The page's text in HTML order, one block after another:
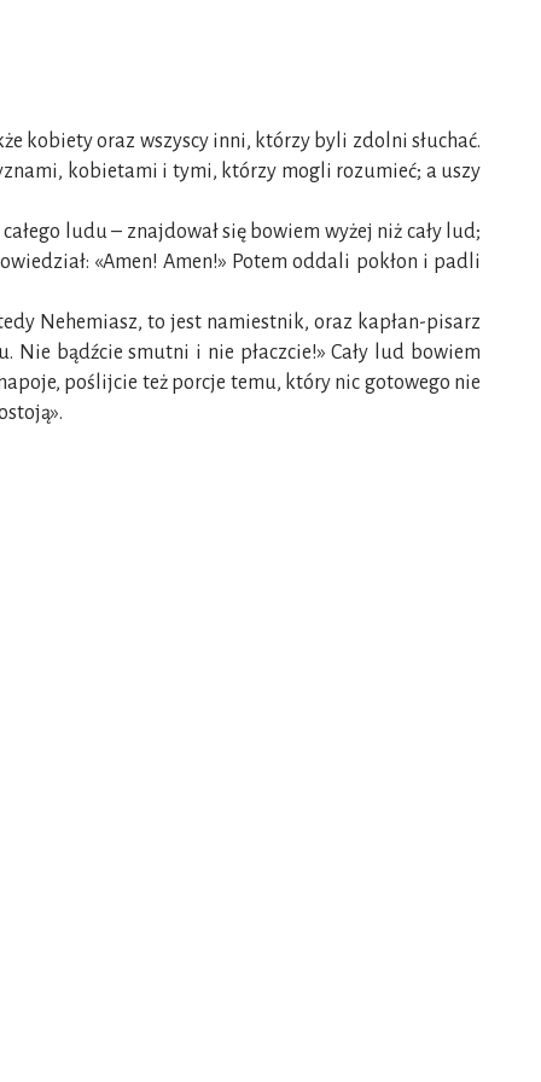
kobiety oraz wszyscy inni, którzy byli zdolni słuchać.
kobietami i tymi, którzy mogli rozumieć; a uszy
ludu – znajdował się bowiem wyżej niż cały lud;
«Amen! Amen!» Potem oddali pokłon i padli
Nehemiasz, to jest namiestnik, oraz kapłan-pisarz
Nie bądźcie smutni i nie płaczcie!» Cały lud bowiem
poślijcie też porcje temu, który nic gotowego nie